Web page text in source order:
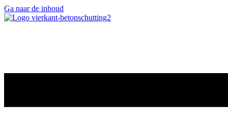
Ga naar de inhoud